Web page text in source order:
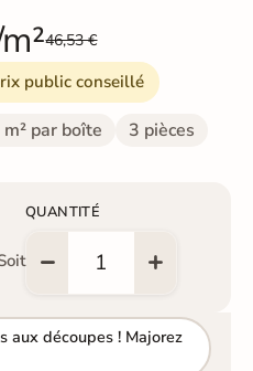
46,53 €
public conseillé
par boîte 3 pièces
QUANTITÉ
aux découpes ! Majorez